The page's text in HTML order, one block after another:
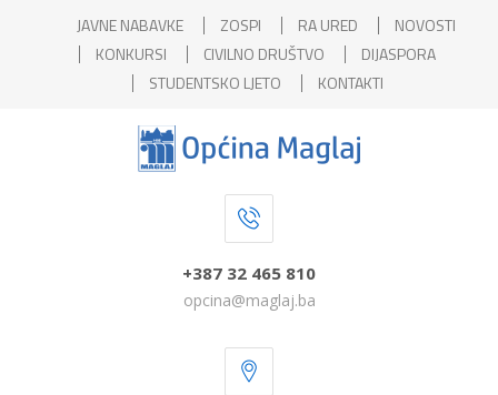
JAVNE NABAVKE ZOSPI RA URED
NOVOSTI
KONKURSI
CIVILNO DRUŠTVO
DIJASPORA
STUDENTSKO LJETO
KONTAKTI
+387 32 465 810
opcina@maglaj.ba